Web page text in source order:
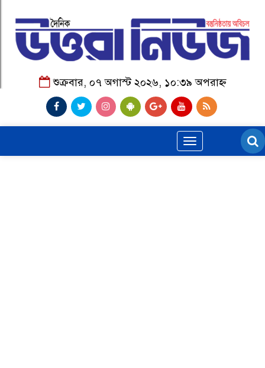
শুক্রবার, ০৭ অগাস্ট ২০২৬, ১০:৩৯ অপরাহ্ন
Toggle
navigation